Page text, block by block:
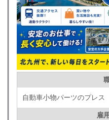
自動車小物パーツのプ
雇